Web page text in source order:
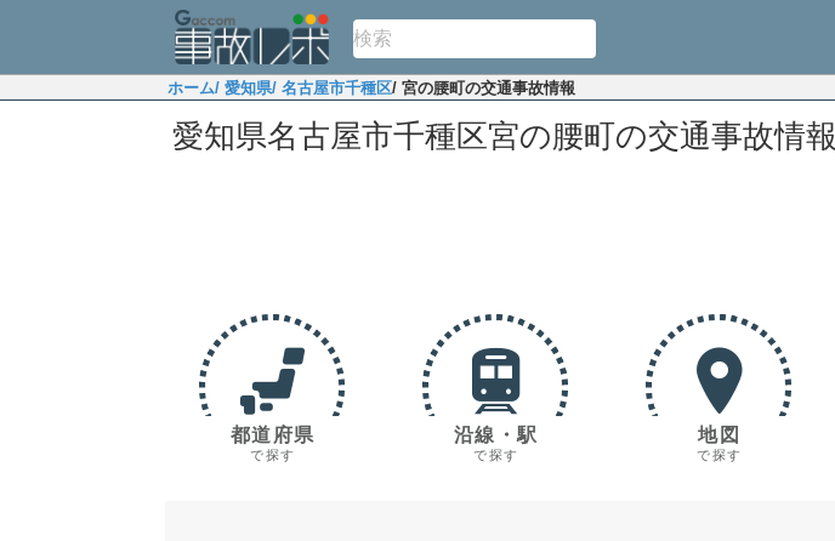
ホーム/ 愛知県/ 名古屋市千種区/ 宮の腰町の交通事故情報
愛知県名古屋市千種区宮の腰町の交通事故情報
都道府県
で探す
沿線・駅
で探す
地図
で探す